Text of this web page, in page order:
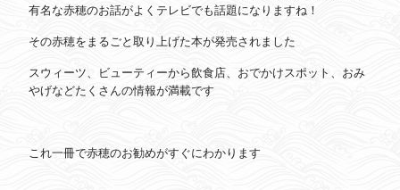
有名な赤穂のお話がよくテレビでも話題になりますね！
その赤穂をまるごと取り上げた本が発売されました
スウィーツ、ビューティーから飲食店、おでかけスポット、おみ
やげなどたくさんの情報が満載です
これ一冊で赤穂のお勧めがすぐにわかります